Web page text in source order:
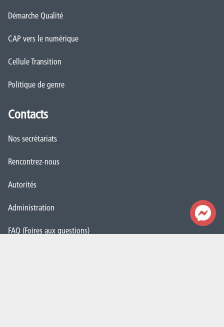
Démarche Qualité
CAP vers le numérique
Cellule Transition
Politique de genre
Contacts
Nos secrétariats
Rencontrez-nous
Autorités
Administration
FAQ (Foires aux questions)